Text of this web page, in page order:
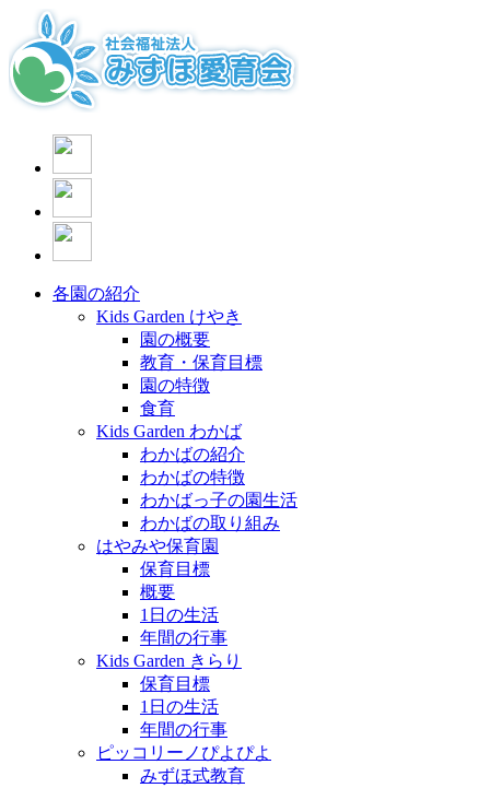
各園の紹介
Kids Garden けやき
園の概要
教育・保育目標
園の特徴
食育
Kids Garden わかば
わかばの紹介
わかばの特徴
わかばっ子の園生活
わかばの取り組み
はやみや保育園
保育目標
概要
1日の生活
年間の行事
Kids Garden きらり
保育目標
1日の生活
年間の行事
ピッコリーノぴよぴよ
みずほ式教育